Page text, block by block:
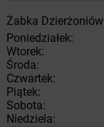
Żabka Dzierżoniów
Poniedziałek:
Wtorek:
Środa:
Czwartek:
Piątek:
Sobota:
Niedziela: